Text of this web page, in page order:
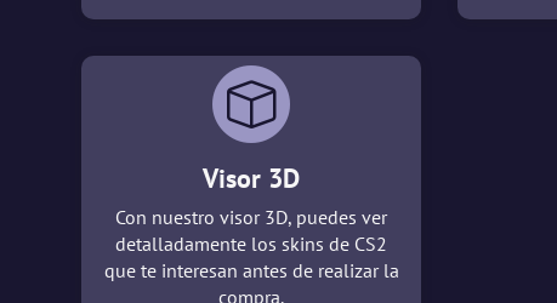
Visor 3D
Con nuestro visor 3D, puedes ver
detalladamente los skins de CS2
que te interesan antes de realizar la
compra.